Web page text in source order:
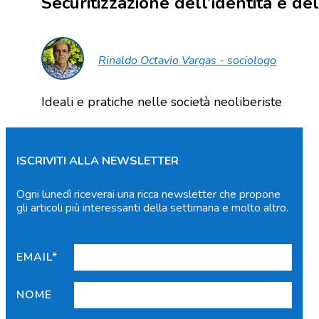
Rinaldo Octavio Vargas - sociologo
Ideali e pratiche nelle società neoliberiste
ISCRIVITI ALLA NEWSLETTER
Ogni lunedì riceverai una ricca newsletter che propone
gli articoli più interessanti della settimana e molto altro.
EMAIL*
NOME